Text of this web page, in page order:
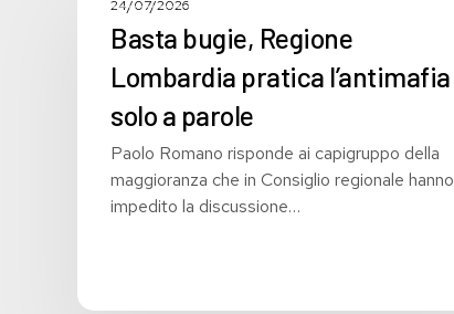
Regione
Lombardia
pratica
l’antimafia
parole
24/07/2026
Basta bugie, Regione
Lombardia pratica l’antimafia
solo a parole
Paolo Romano risponde ai capigruppo della
maggioranza che in Consiglio regionale hanno
impedito la discussione…